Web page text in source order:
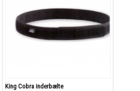
King Cobra inderbælte